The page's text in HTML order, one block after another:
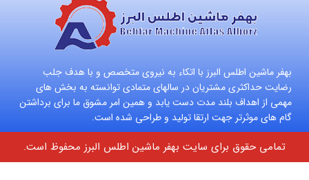
بهفر ماشین اطلس البرز با اتکاء به نیروی متخصص و با هدف جلب
رضایت حداکثری مشتریان در سالهای متمادی توانسته به بخش های
مهمی از اهداف بلند مدت دست یابد و همین امر مشوق ما برای برداشتن
گام های موثرتر جهت ارتقا تولید و طراحی شده است.
تمامی حقوق برای سایت بهفر ماشین اطلس البرز محفوظ است.